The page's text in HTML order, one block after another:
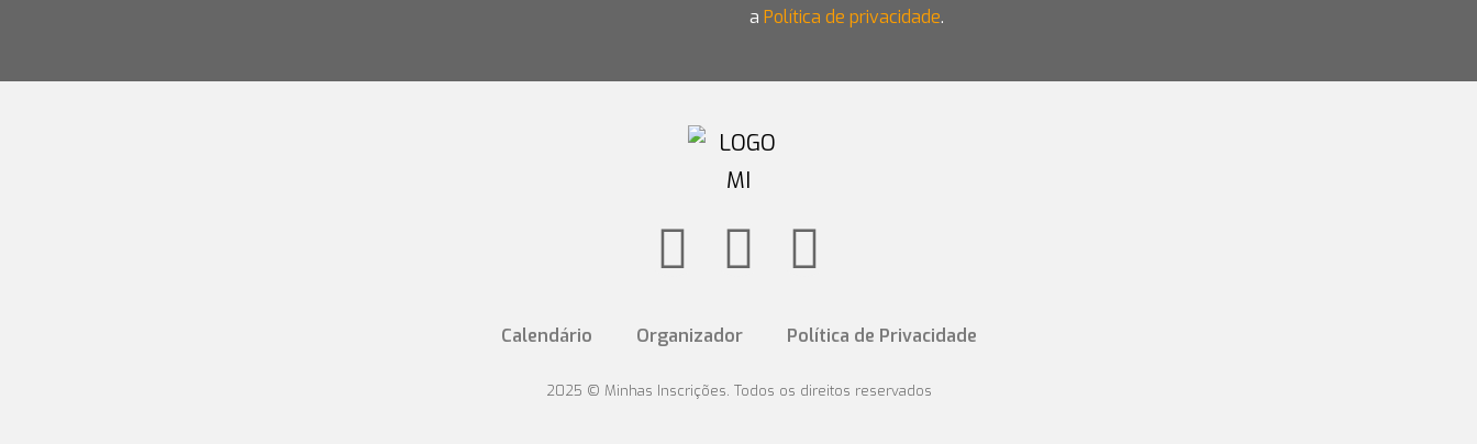
a Política de privacidade.
Calendário Organizador Política de Privacidade
2025 © Minhas Inscrições. Todos os direitos reservados